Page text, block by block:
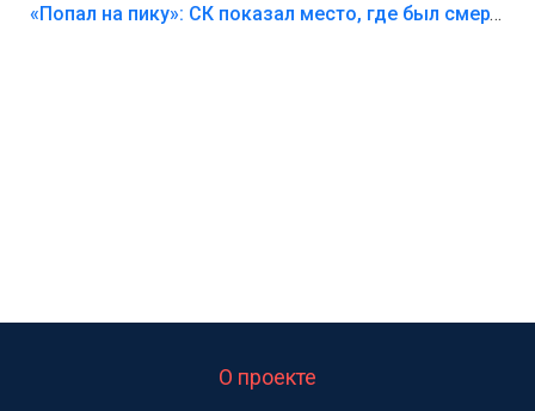
Лезть через такой забор,верх безумия,есть же
«Попал на пику»: СК показал место, где был смертельно травмирован ребенок в Тольятти
О проекте